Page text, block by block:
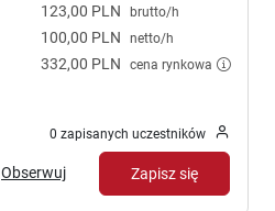
123,00 PLN brutto/h
100,00 PLN netto/h
332,00 PLN cena rynkowa
0 zapisanych uczestników
Obserwuj Zapisz się